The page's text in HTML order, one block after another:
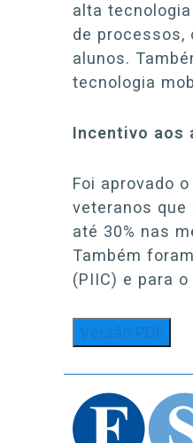
alta
de processos,
alunos.
tecnologia
Incentivo aos
Foi aprovado
veteranos que
até 30% nas
Também
(PIIC) e para
Versão PDF